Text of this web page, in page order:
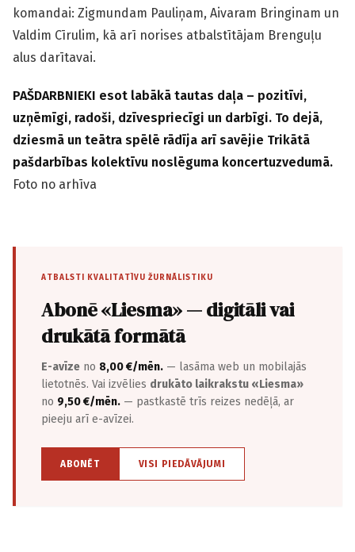
komandai: Zigmundam Pauliņam, Aivaram Bringinam un
Valdim Cīrulim, kā arī norises atbalstītājam Brenguļu
alus darītavai.
PAŠDARBNIEKI esot labākā tautas daļa – pozitīvi,
uzņēmīgi, radoši, dzīvespriecīgi un darbīgi. To dejā,
dziesmā un teātra spēlē rādīja arī savējie Trikātā
pašdarbības kolektīvu noslēguma koncertuzvedumā.
Foto no arhīva
ATBALSTI KVALITATĪVU ŽURNĀLISTIKU
Abonē «Liesma» — digitāli vai
drukātā formātā
E-avīze no 8,00 €/mēn. — lasāma web un mobilajās
lietotnēs. Vai izvēlies drukāto laikrakstu «Liesma»
no 9,50 €/mēn. — pastkastē trīs reizes nedēļā, ar
pieeju arī e-avīzei.
ABONĒT VISI PIEDĀVĀJUMI